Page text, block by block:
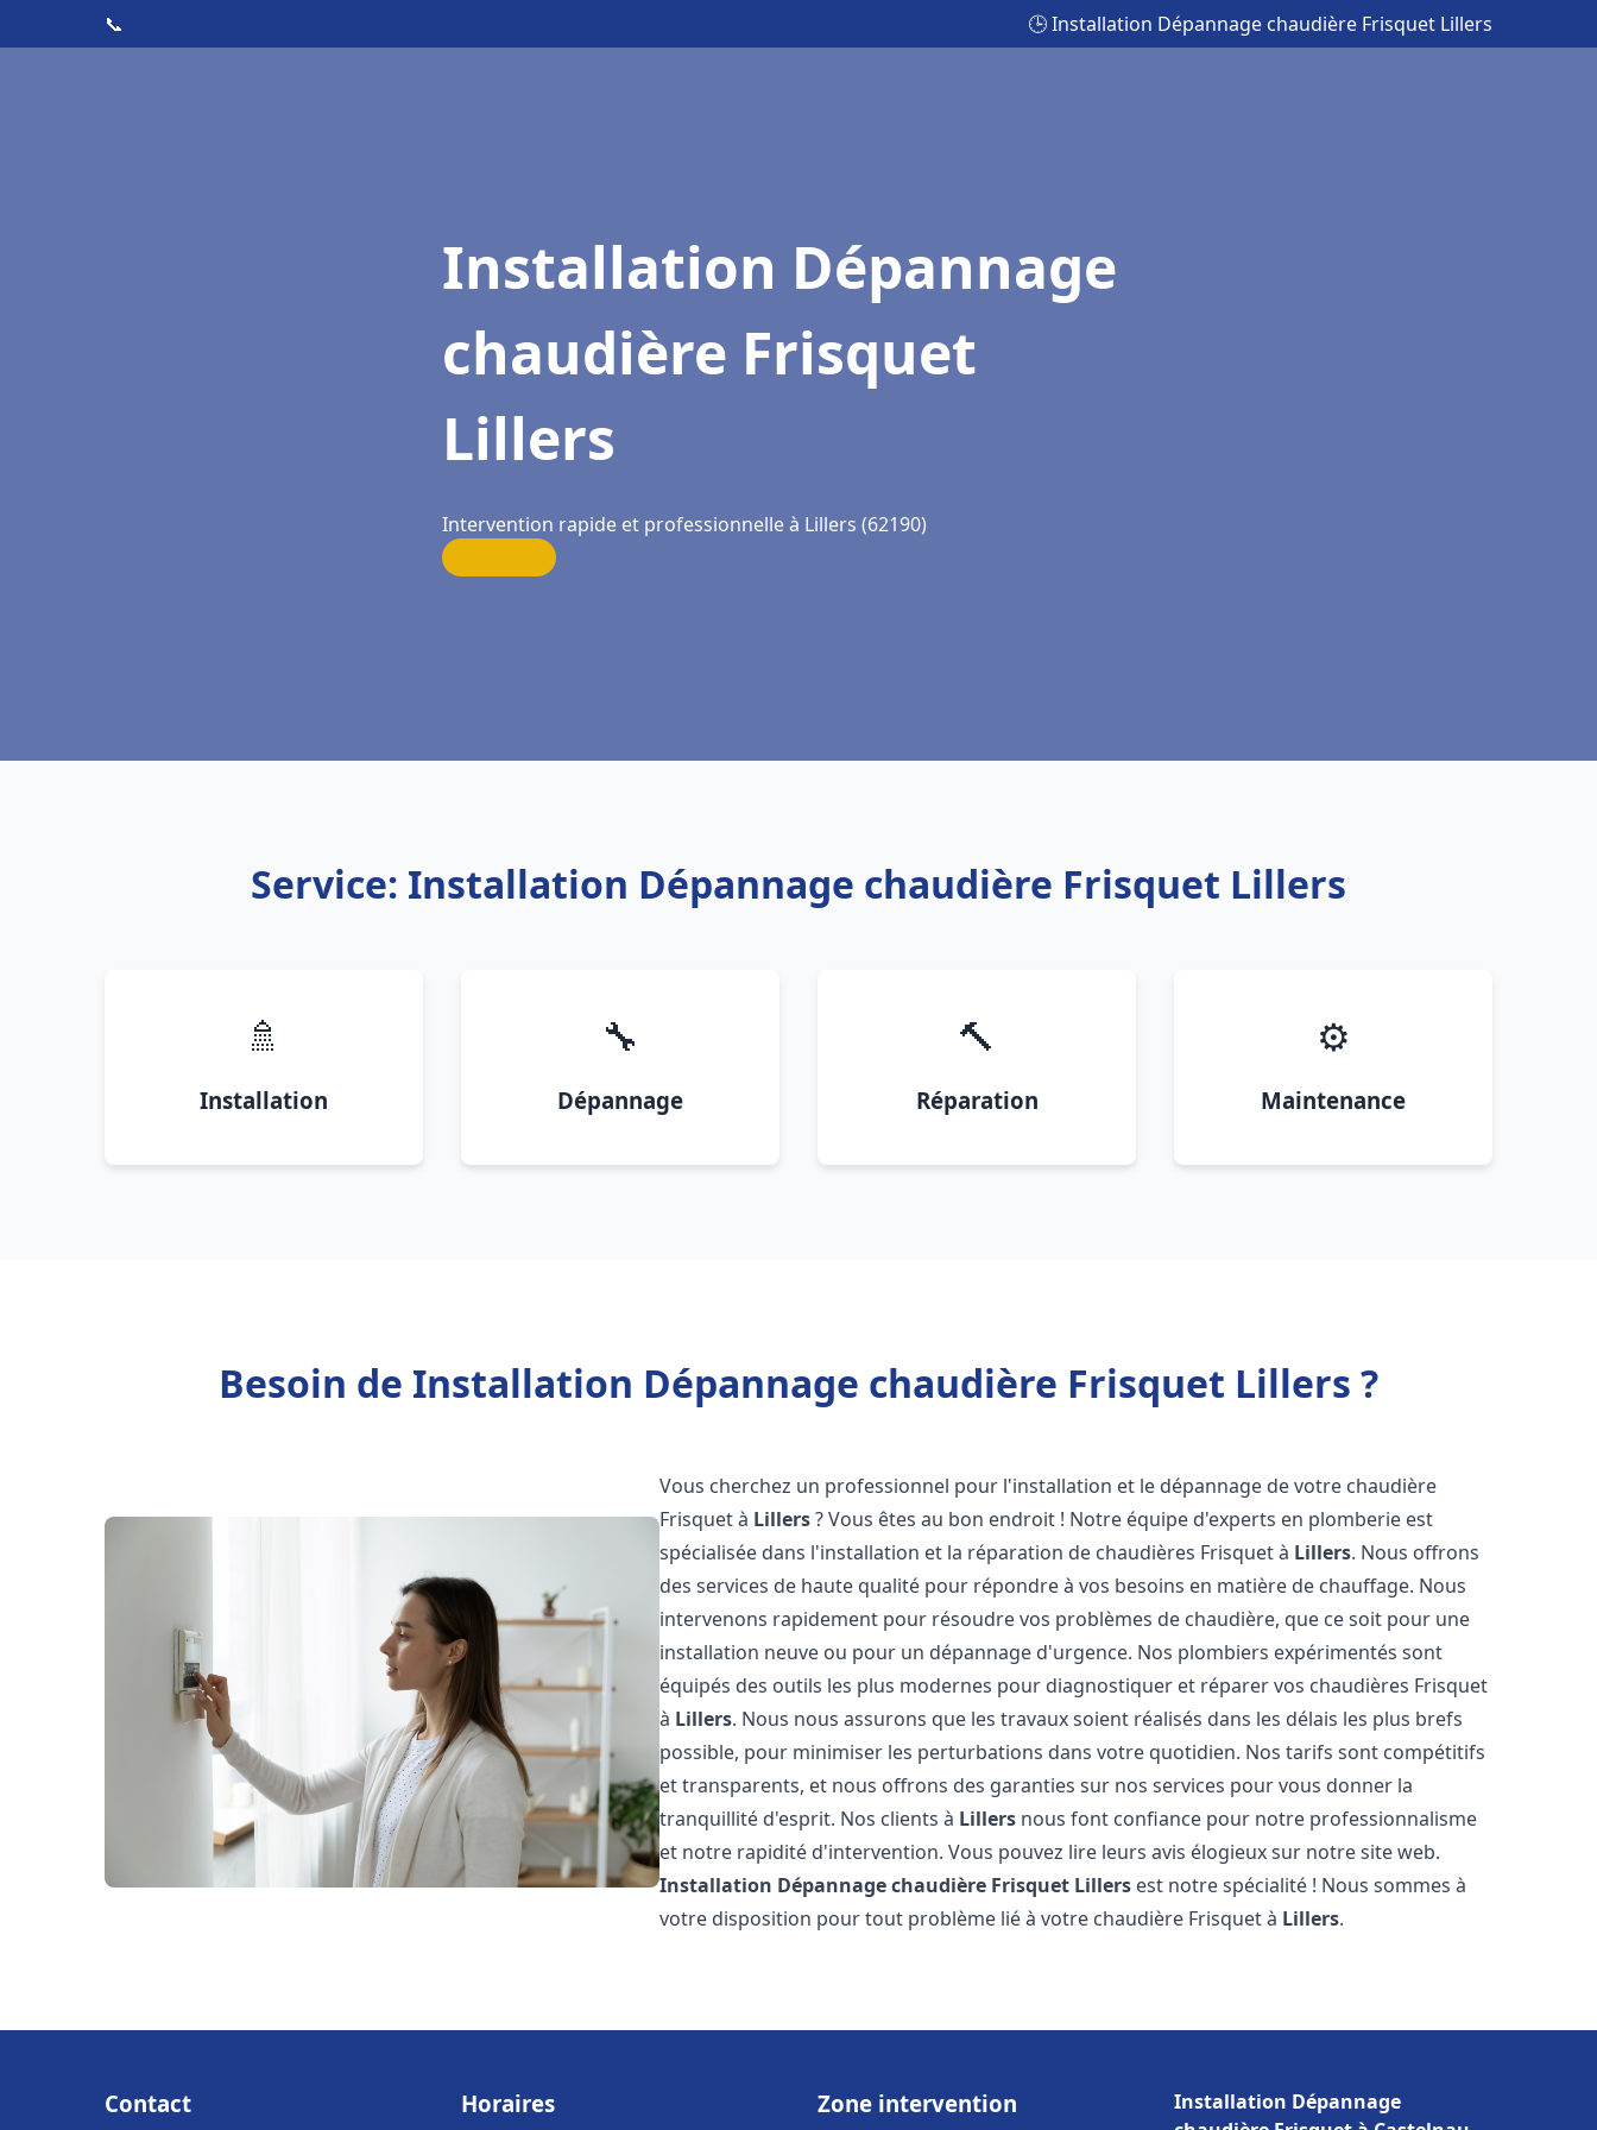
📞 🕒 Installation Dépannage chaudière Frisquet Lillers
Installation Dépannage
chaudière Frisquet
Lillers
Intervention rapide et professionnelle à Lillers (62190)
Service: Installation Dépannage chaudière Frisquet Lillers
🚿
Installation
🔧
Dépannage
🔨
Réparation
⚙️
Maintenance
Besoin de Installation Dépannage chaudière Frisquet Lillers ?
Vous cherchez un professionnel pour l'installation et le dépannage de votre chaudière
Frisquet à Lillers? Vous êtes au bon endroit ! Notre équipe d'experts en plomberie est
spécialisée dans l'installation et la réparation de chaudières Frisquet à Lillers. Nous offrons
des services de haute qualité pour répondre à vos besoins en matière de chauffage. Nous
intervenons rapidement pour résoudre vos problèmes de chaudière, que ce soit pour une
installation neuve ou pour un dépannage d'urgence. Nos plombiers expérimentés sont
équipés des outils les plus modernes pour diagnostiquer et réparer vos chaudières Frisquet
à Lillers. Nous nous assurons que les travaux soient réalisés dans les délais les plus brefs
possible, pour minimiser les perturbations dans votre quotidien. Nos tarifs sont compétitifs
et transparents, et nous offrons des garanties sur nos services pour vous donner la
tranquillité d'esprit. Nos clients à Lillers nous font confiance pour notre professionnalisme
et notre rapidité d'intervention. Vous pouvez lire leurs avis élogieux sur notre site web.
Installation Dépannage chaudière Frisquet Lillers est notre spécialité ! Nous sommes à
votre disposition pour tout problème lié à votre chaudière Frisquet à Lillers.
Contact Horaires Zone intervention
Installation Dépannage